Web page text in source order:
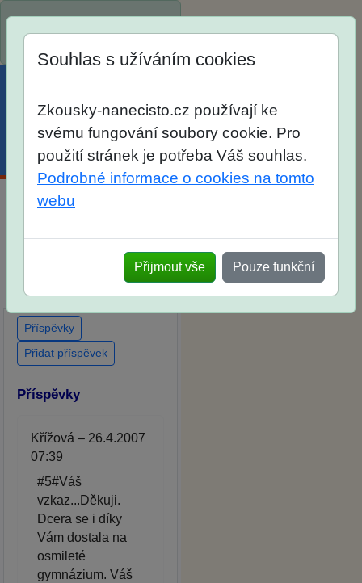
na školní rok 2026/2027!
Menu Účet Košík
zkoušek na SŠ? Vaše
ohlasy po skutečných
přijímacích zkouškách
Souhlas s užíváním cookies
Zkousky-nanecisto.cz používají ke
svému fungování soubory cookie. Pro
použití stránek je potřeba Váš souhlas.
Podrobné informace o cookies na tomto
webu
Přijmout vše Pouze funkční
Příspěvky
Přidat příspěvek
Příspěvky
Křížová – 26.4.2007
07:39
#5#Váš
vzkaz...Děkuji.
Dcera se i díky
Vám dostala na
osmileté
gymnázium. Váš